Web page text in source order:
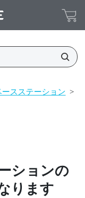
ースステーション >
ションの
ります